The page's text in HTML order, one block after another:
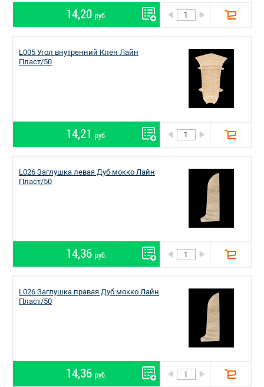
14,20 руб.
L005 Угол внутренний Клен Лайн
Пласт/50
14,21 руб.
L026 Заглушка левая Дуб мокко Лайн
Пласт/50
14,36 руб.
L026 Заглушка правая Дуб мокко Лайн
Пласт/50
14,36 руб.